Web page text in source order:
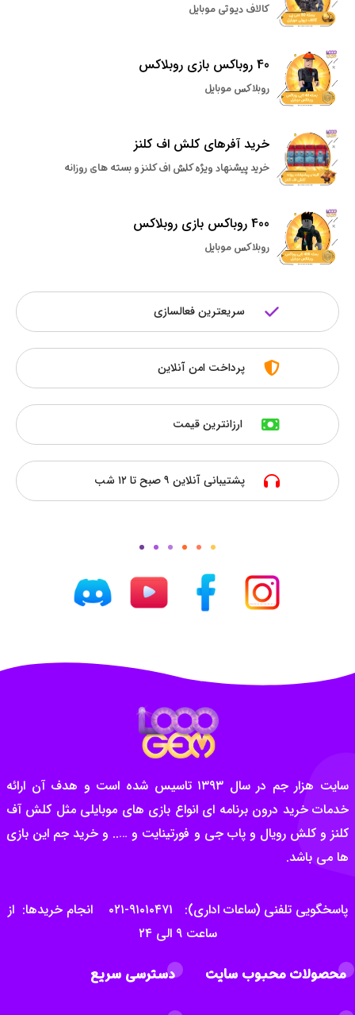
کالاف دیوتی موبایل
40 روباکس بازی روبلاکس
روبلاکس موبایل
خرید آفرهای کلش اف کلنز
خرید پیشنهاد ویژه کلش اف کلنز و بسته های روزانه
400 روباکس بازی روبلاکس
روبلاکس موبایل
سریعترین فعالسازی
پرداخت امن آنلاین
ارزانترین قیمت
پشتیبانی آنلاین ۹ صبح تا ۱۲ شب
سایت هزار جم در سال ۱۳۹۳ تاسیس شده است و هدف آن ارائه
خدمات خرید درون برنامه ای انواع بازی های موبایلی مثل کلش آف
کلنز و کلش رویال و پاب جی و فورتینایت و ….. و خرید جم این بازی
ها می باشد.
پاسخگویی تلفنی (ساعات اداری): ۹۱۰۱۰۴۷۱-۰۲۱ انجام خریدها: از
ساعت ۹ الی ۲۴
محصولات محبوب سایت دسترسی سریع